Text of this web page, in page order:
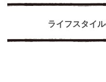
ライフスタイ